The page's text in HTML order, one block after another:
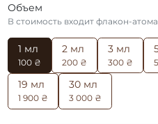
Объем
В стоимость входит флакон-
1 мл
100 ₴
2 мл
200 ₴
3 мл
300 ₴
19 мл
1 900 ₴
30 мл
3 000 ₴